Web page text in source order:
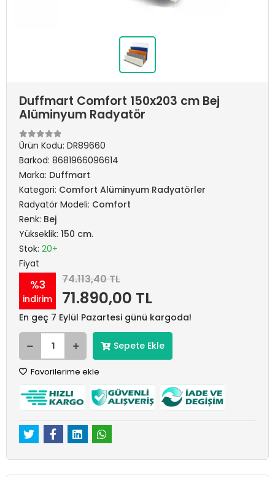
Duffmart Comfort 150x203 cm Bej
Alüminyum Radyatör
Ürün Kodu: DR89660
Barkod: 8681966096614
Marka: Duffmart
Kategori: Comfort Alüminyum Radyatörler
Radyatör Modeli: Comfort
Renk: Bej
Yükseklik: 150 cm.
Stok: 20+
Fiyat
%3
indirim
74.113,40 TL
71.890,00 TL
En geç 7 Eylül Pazartesi günü kargoda!
Sepete Ekle
Favorilerime ekle